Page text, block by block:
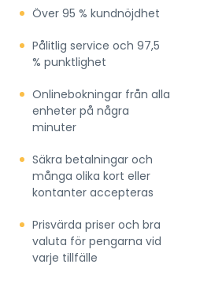
Över 95 % kundnöjdhet
Pålitlig service och 97,5
% punktlighet
Onlinebokningar från alla
enheter på några
minuter
Säkra betalningar och
många olika kort eller
kontanter accepteras
Prisvärda priser och bra
valuta för pengarna vid
varje tillfälle